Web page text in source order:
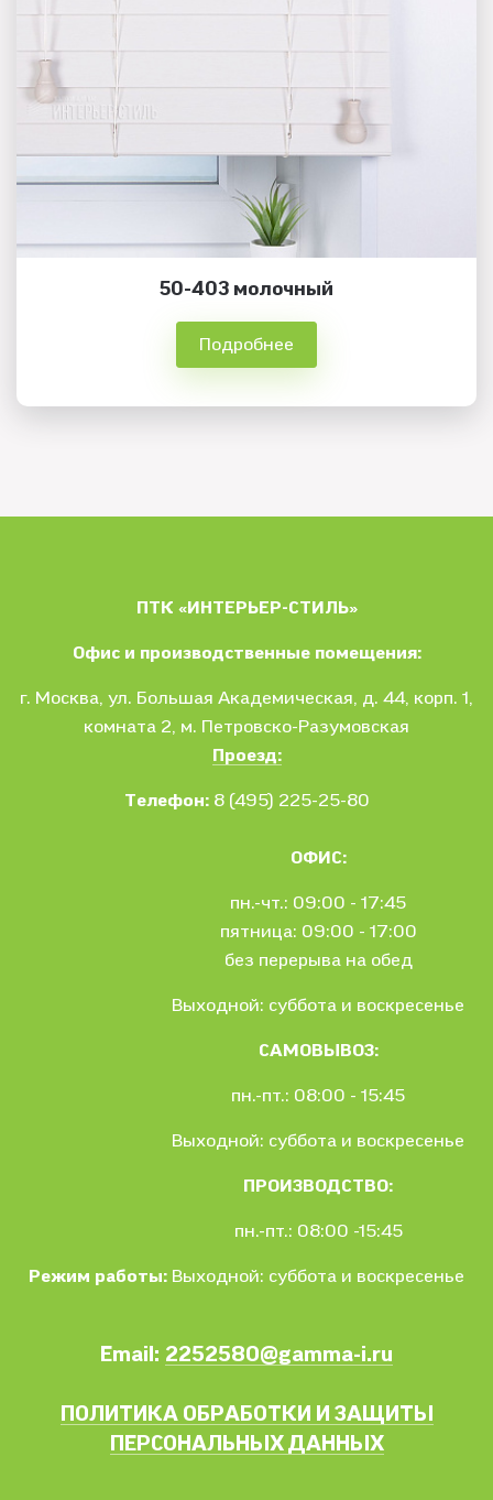
50-403 молочный
Подробнее
ПТК «ИНТЕРЬЕР-СТИЛЬ»
Офис и производственные помещения:
г. Москва, ул. Большая Академическая, д. 44, корп. 1,
комната 2, м. Петровско-Разумовская
Проезд:
Телефон: 8 (495) 225-25-80
Режим работы:
ОФИС:
пн.-чт.: 09:00 - 17:45
пятница: 09:00 - 17:00
без перерыва на обед
Выходной: суббота и воскресенье
САМОВЫВОЗ:
пн.-пт.: 08:00 - 15:45
Выходной: суббота и воскресенье
ПРОИЗВОДСТВО:
пн.-пт.: 08:00 -15:45
Выходной: суббота и воскресенье
Email: 2252580@gamma-i.ru
ПОЛИТИКА ОБРАБОТКИ И ЗАЩИТЫ
ПЕРСОНАЛЬНЫХ ДАННЫХ